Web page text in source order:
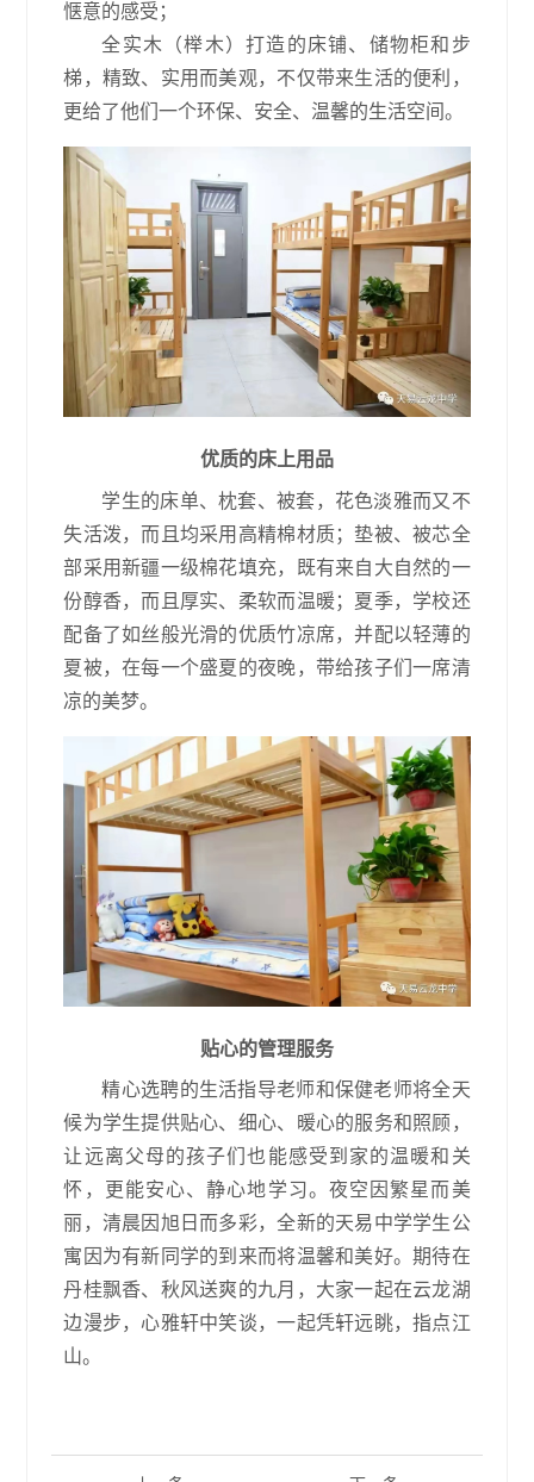
惬意的感受；
全实木（榉木）打造的床铺、储物柜和步
梯，精致、实用而美观，不仅带来生活的便利，
更给了他们一个环保、安全、温馨的生活空间。
优质的床上用品
学生的床单、枕套、被套，花色淡雅而又不
失活泼，而且均采用高精棉材质；垫被、被芯全
部采用新疆一级棉花填充，既有来自大自然的一
份醇香，而且厚实、柔软而温暖；夏季，学校还
配备了如丝般光滑的优质竹凉席，并配以轻薄的
夏被，在每一个盛夏的夜晚，带给孩子们一席清
凉的美梦。
贴心的管理服务
精心选聘的生活指导老师和保健老师将全天
候为学生提供贴心、细心、暖心的服务和照顾，
让远离父母的孩子们也能感受到家的温暖和关
怀，更能安心、静心地学习。夜空因繁星而美
丽，清晨因旭日而多彩，全新的天易中学学生公
寓因为有新同学的到来而将温馨和美好。期待在
丹桂飘香、秋风送爽的九月，大家一起在云龙湖
边漫步，心雅轩中笑谈，一起凭轩远眺，指点江
山。